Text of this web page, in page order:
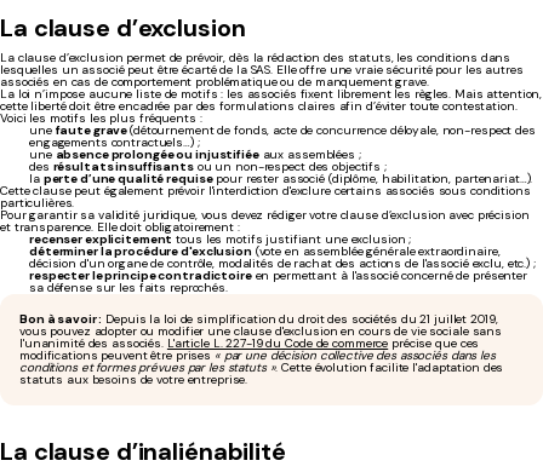
La clause d’exclusion
La clause d’exclusion permet de prévoir, dès la rédaction des statuts, les conditions dans
lesquelles un associé peut être écarté de la SAS. Elle offre une vraie sécurité pour les autres
associés en cas de comportement problématique ou de manquement grave.
La loi n’impose aucune liste de motifs : les associés fixent librement les règles. Mais attention,
cette liberté doit être encadrée par des formulations claires afin d’éviter toute contestation.
Voici les motifs les plus fréquents :
une faute grave(détournement de fonds, acte de concurrence déloyale, non-respect des
engagements contractuels…) ;
une absence prolongée ou injustifiéeaux assemblées ;
des résultats insuffisantsou un non-respect des objectifs ;
la perte d’une qualité requisepour rester associé (diplôme, habilitation, partenariat…).
Cette clause peut également prévoir l'interdiction d'exclure certains associés sous conditions
particulières.
Pour garantir sa validité juridique, vous devez rédiger votre clause d’exclusion avec précision
et transparence. Elle doit obligatoirement :
recenser explicitement tous les motifs justifiant une exclusion ;
déterminer la procédure d'exclusion(vote en assemblée générale extraordinaire,
décision d'un organe de contrôle, modalités de rachat des actions de l'associé exclu, etc.) ;
respecter le principe contradictoireen permettant à l'associé concerné de présenter
sa défense sur les faits reprochés.
Bon à savoir : Depuis la loi de simplification du droit des sociétés du 21 juillet 2019,
vous pouvez adopter ou modifier une clause d'exclusion en cours de vie sociale sans
l'unanimité des associés. L'article L. 227-19 du Code de commerce précise que ces
modifications peuvent être prises« par une décision collective des associés dans les
conditions et formes prévues par les statuts ». Cette évolution facilite l'adaptation des
statuts aux besoins de votre entreprise.
La clause d’inaliénabilité